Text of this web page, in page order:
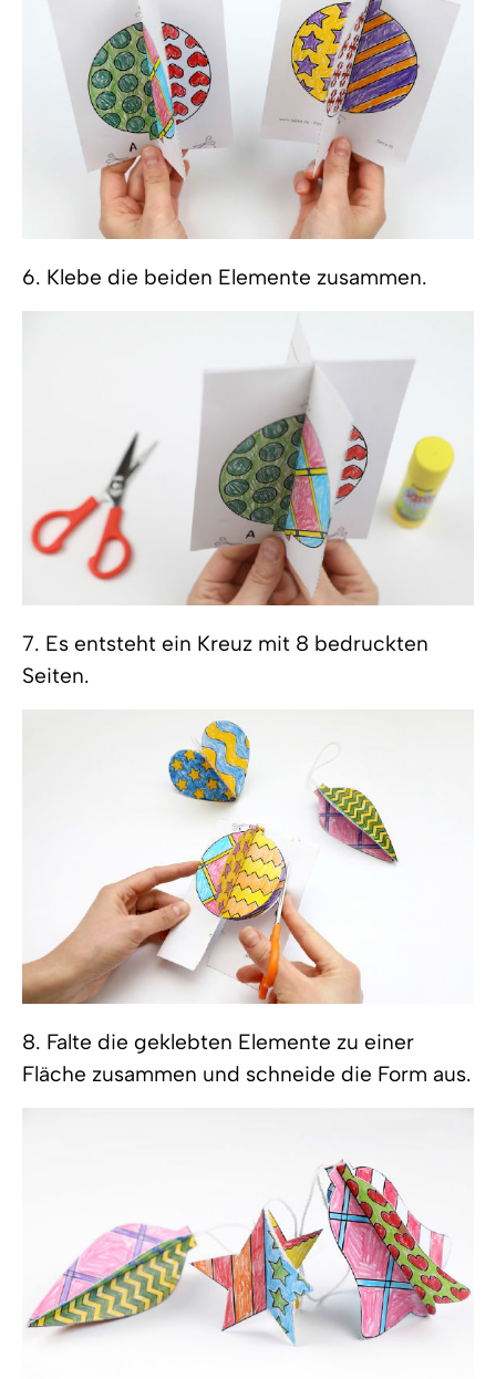
6. Klebe die beiden Elemente zusammen.
7. Es entsteht ein Kreuz mit 8 bedruckten
Seiten.
8. Falte die geklebten Elemente zu einer
Fläche zusammen und schneide die Form aus.